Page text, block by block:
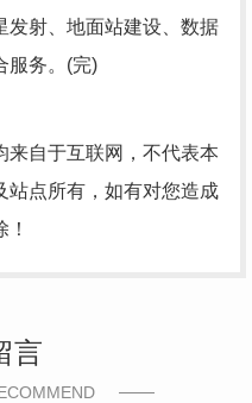
发射、地面站建设、数据
服务。(完)
来自于互联网，不代表本
站点所有，如有对您造成
言